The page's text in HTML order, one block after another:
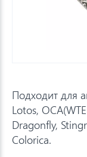
Подходит для
Lotos, ОСА(WTE
Dragonfly,
Colorica.